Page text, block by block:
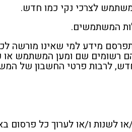
לצרכי נקי כמו חדש.
המשתמשים.
מידע למי שאינו מורשה
רשומים שם ומען המשתמש או
חדש, לרבות פרטי החשבון של
לשנות ו/או לערוך כל פרסום